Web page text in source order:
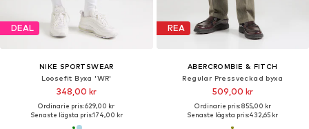
DEAL
NIKE SPORTSWEAR
Loosefit Byxa 'WR'
348,00 kr
Ordinarie pris: 629,00 kr
Senaste lägsta pris:174,00 kr
REA
ABERCROMBIE & FITCH
Regular Pressveckad byxa
509,00 kr
Ordinarie pris: 855,00 kr
Senaste lägsta pris:432,65 kr